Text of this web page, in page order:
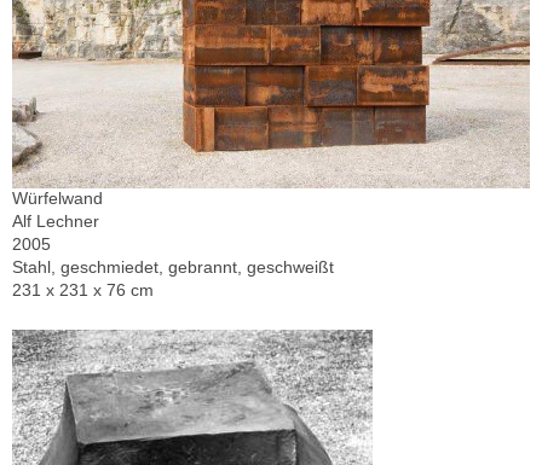
Würfelwand
Alf Lechner
2005
Stahl, geschmiedet, gebrannt, geschweißt
231 x 231 x 76 cm